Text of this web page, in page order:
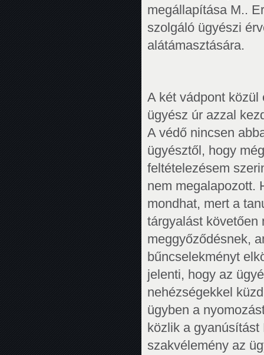
megállapítása M..
szolgáló ügyészi
alátámasztására.
A két vádpont
ügyész úr azzal
A védő nincsen
ügyésztől, hogy
feltételezésem
nem megalapozott.
mondhat, mert a
tárgyalást követően
meggyőződésnek,
bűncselekményt
jelenti, hogy az
nehézségekkel
ügyben a
közlik a
szakvélemény az